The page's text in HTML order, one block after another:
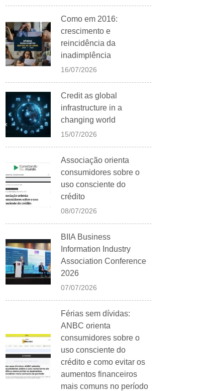
Como em 2016:
crescimento e
reincidência da
inadimplência
16/07/2026
Credit as global
infrastructure in a
changing world
15/07/2026
Associação orienta
consumidores sobre o
uso consciente do
crédito
08/07/2026
BIIA Business
Information Industry
Association Conference
2026
07/07/2026
Férias sem dívidas:
ANBC orienta
consumidores sobre o
uso consciente do
crédito e como evitar os
aumentos financeiros
mais comuns no período